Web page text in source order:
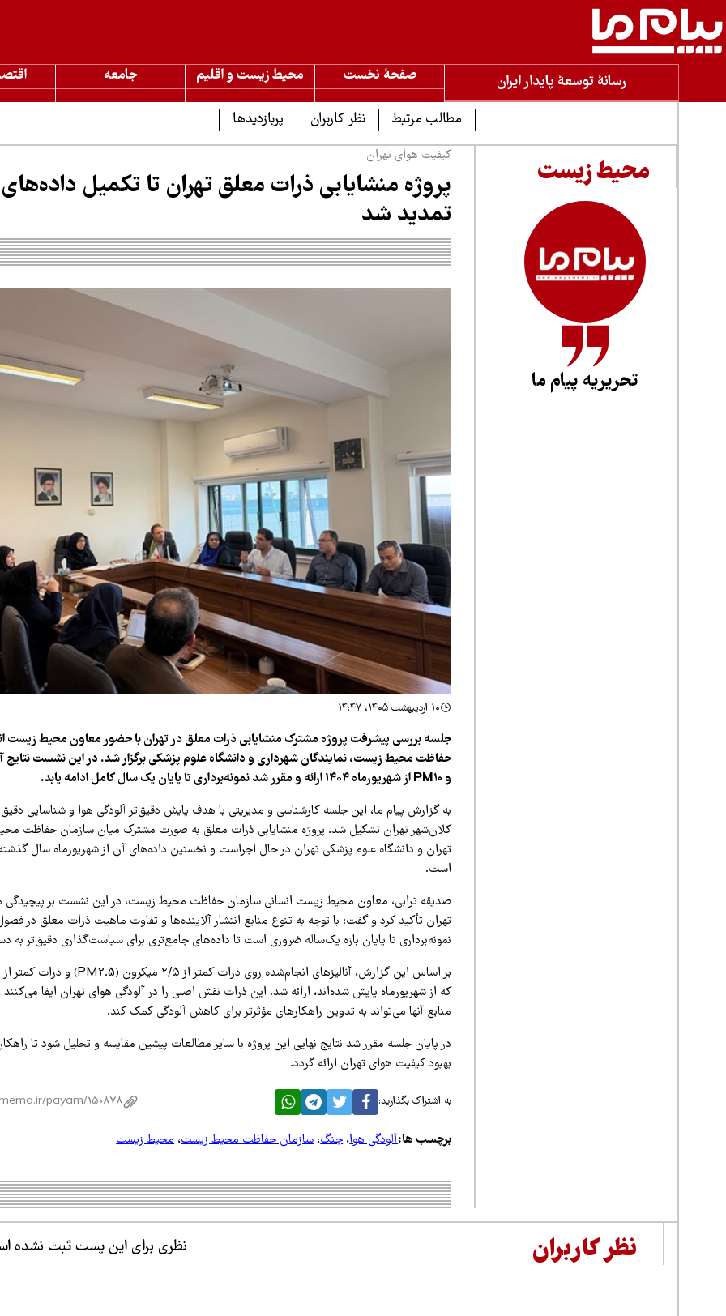
رسانۀ توسعۀ پایدار ایران صفحۀ نخست محیط زیست و اقلیم جامعه
مطالب مرتبط نظر کاربران پربازدیدها
محیط زیست
تحریریه پیام ما
کیفیت هوای تهران
پروژه منشایابی ذرات معلق تهران تا تکمیل
تمدید شد
۱۰ اردیبهشت ۱۴۰۵، ۱۴:۴۷
جلسه بررسی پیشرفت پروژه مشترک منشایابی ذرات معلق در تهران با حضور معاون محیط زیست
و PM10 از شهریورماه ۱۴۰۴ ارائه و مقرر شد نمونه‌برداری تا پایان یک سال کامل ادامه یابد.
به گزارش پیام ما، این جلسه کارشناسی و مدیریتی با هدف پایش دقیق‌تر آلودگی هوا و شناسایی دقیق
کلان‌شهر تهران تشکیل شد. پروژه منشایابی ذرات معلق به صورت مشترک میان سازمان حفاظت
تهران و دانشگاه علوم پزشکی تهران در حال اجراست و نخستین داده‌های آن از شهریورماه سال
است.
صدیقه ترابی، معاون محیط زیست انسانی سازمان حفاظت محیط زیست، در این نشست بر پیچیدگی
تهران تأکید کرد و گفت: با توجه به تنوع منابع انتشار آلاینده‌ها و تفاوت ماهیت ذرات معلق در
نمونه‌برداری تا پایان بازه یک‌ساله ضروری است تا داده‌های جامع‌تری برای سیاست‌گذاری دقیق‌تر به
که از شهریورماه پایش شده‌اند، ارائه شد. این ذرات نقش اصلی را در آلودگی هوای تهران ایفا
منابع آنها می‌تواند به تدوین راهکارهای مؤثرتر برای کاهش آلودگی کمک کند.
در پایان جلسه مقرر شد نتایج نهایی این پروژه با سایر مطالعات پیشین مقایسه و تحلیل شود تا
بهبود کیفیت هوای تهران ارائه گردد.
به اشتراک بگذارید:
برچسب ها:آلودگی هوا،جنگ،سازمان حفاظت محیط زیست،محیط زیست
نظر کاربران نظری برای این پست ثبت نشده